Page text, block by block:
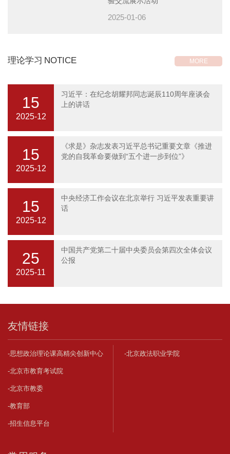
2025-01-06
理论学习 NOTICE MORE
15
2025-12
习近平：在纪念胡耀邦同志诞辰110周年座谈会
上的讲话
15
2025-12
《求是》杂志发表习近平总书记重要文章《推进
党的自我革命要做到“五个进一步到位”》
15
2025-12
中央经济工作会议在北京举行 习近平发表重要讲
话
25
2025-11
中国共产党第二十届中央委员会第四次全体会议
公报
友情链接
-思想政治理论课高精尖创新中心
-北京市教育考试院
-北京市教委
-教育部
-招生信息平台
-北京政法职业学院